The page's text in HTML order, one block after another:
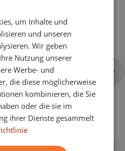
Garantie zu kaufen
sauber Empfohlen
FRENCH
um Inhalte und
und unseren
Wir geben
Nutzung unserer
Werbe- und
die diese möglicherweise
kombinieren, die Sie
oder die sie im
ihrer Dienste gesammelt